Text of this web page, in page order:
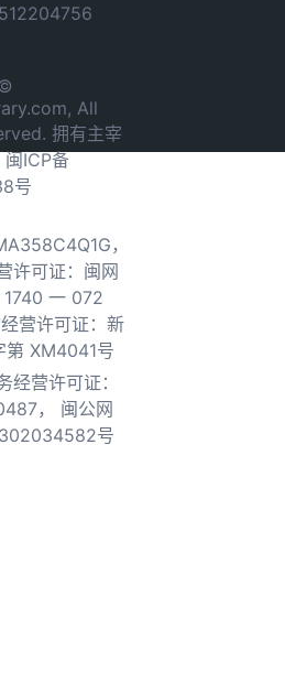
All
拥有主宰
闽ICP备
号
，
许可证：闽网
一 072
营许可证：新
第 XM4041号
经营许可证：
，
闽公网
号